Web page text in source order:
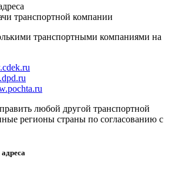
транспортной компании
транспортными компаниями на
любой другой транспортной
регионы страны по согласованию с